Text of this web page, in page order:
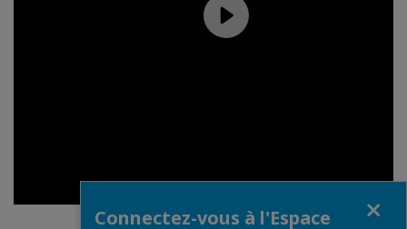
Connectez-vous à l'Espace